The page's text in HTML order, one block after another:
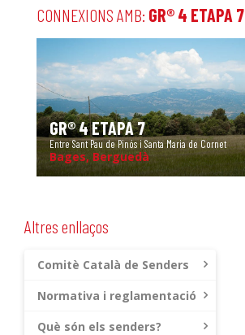
CONNEXIONS AMB: GR® 4 ETAPA 7
GR® 4 ETAPA 7
Entre Sant Pau de Pinós i Santa Maria de Cornet
Bages, Berguedà
Altres enllaços
Comitè Català de Senders
Normativa i reglamentació
Què són els senders?